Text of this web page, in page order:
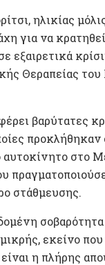
ηλικίας
για να
εξαιρετικά
Θεραπείας
βαρύτατες
αυτοκίνητο στο
στάθμευσης.
εκείνο
η πλήρης